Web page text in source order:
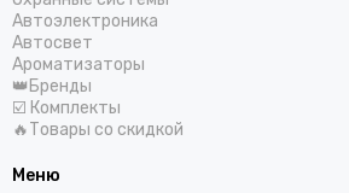
Nakamichi
Neoline
Oris Electronics
ОЗАР
Predator
Автоэлектроника
Автосвет
Ароматизаторы
👑Бренды
☑️ Комплекты
🔥Товары со скидкой
Меню